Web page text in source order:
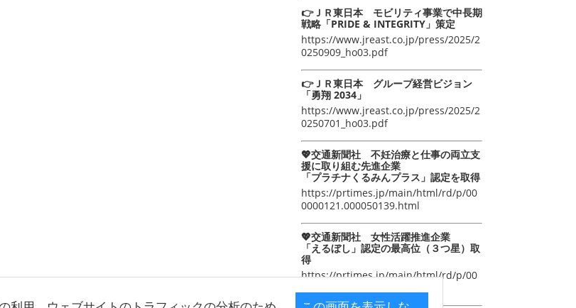
👉ＪＲ東日本 モビリティ事業で中長期
戦略「PRIDE & INTEGRITY」策定
https://www.jreast.co.jp/press/2025/2
0250909_ho03.pdf
👉ＪＲ東日本 グループ経営ビジョン
「勇翔 2034」
https://www.jreast.co.jp/press/2025/2
0250701_ho03.pdf
💖交通新聞社 不妊治療と仕事の両立支
援に取り組む先進企業
「プラチナくるみんプラス」認定を取得
https://prtimes.jp/main/html/rd/p/00
0000121.000050139.html
💖交通新聞社 女性活躍推進企業
「えるぼし」認定の最高位（３つ星）取
得
https://prtimes.jp/main/html/rd/p/00